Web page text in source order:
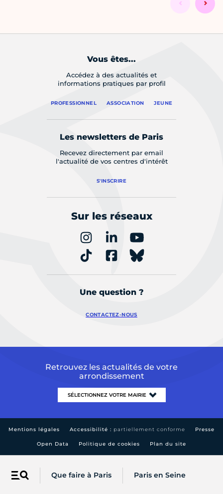
Menu Que faire à Paris Paris en Seine
Vous êtes...
Accédez à des actualités et
informations pratiques par profil
PROFESSIONNEL ASSOCIATION JEUNE
Les newsletters de Paris
Recevez directement par email
l'actualité de vos centres d'intérêt
S'INSCRIRE
Sur les réseaux
Une question ?
CONTACTEZ-NOUS
Retrouvez les actualités de votre
arrondissement
Mentions légales Accessibilité : partiellement conforme Presse
Open Data Politique de cookies Plan du site